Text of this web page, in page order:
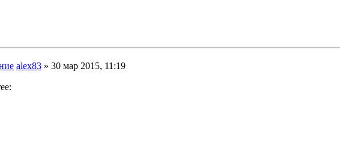
alex83 » 30 мар 2015, 11:19